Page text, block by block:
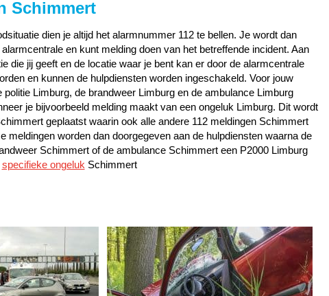
Schimmert
dien je altijd het alarmnummer 112 te bellen. Je wordt dan
en kunt melding doen van het betreffende incident. Aan
die jij geeft en de locatie waar je bent kan er door de alarmcentrale
en kunnen de hulpdiensten worden ingeschakeld. Voor jouw
politie Limburg, de brandweer Limburg en de ambulance Limburg
je bijvoorbeeld melding maakt van een ongeluk Limburg. Dit wordt
geplaatst waarin ook alle andere 112 meldingen Schimmert
meldingen worden dan doorgegeven aan de hulpdiensten waarna de
Schimmert of de ambulance Schimmert een P2000 Limburg
specifieke ongeluk Schimmert